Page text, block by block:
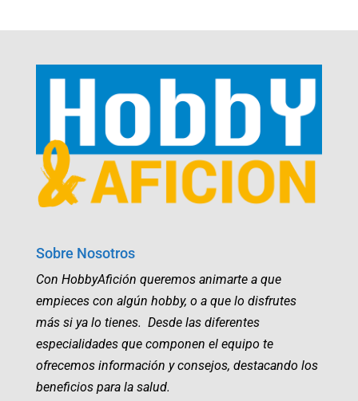
Sobre Nosotros
Con HobbyAfición queremos animarte a que
empieces con algún hobby, o a que lo disfrutes
más si ya lo tienes. Desde las diferentes
especialidades que componen el equipo te
ofrecemos información y consejos, destacando los
beneficios para la salud.